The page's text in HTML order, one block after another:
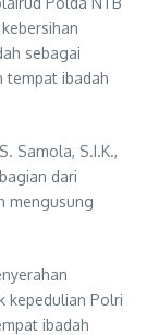
sebagai
tempat ibadah
Samola, S.I.K.,
dari
mengusung
kepedulian Polri
ibadah